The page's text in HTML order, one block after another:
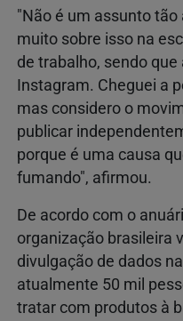
"Não é um assunto
muito sobre isso na
de trabalho, sendo
Instagram. Cheguei a
mas considero o
publicar
porque é uma causa
fumando", afirmou.
De acordo com o
organização brasileira
divulgação de dados
atualmente 50 mil
tratar com produtos à